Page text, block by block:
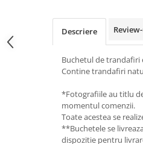
Descriere
Buchetul de trandafiri
Contine trandafiri
*Fotografiile au titlu
momentul comenzii.
Toate acestea se
**Buchetele se
dispozitie pentru